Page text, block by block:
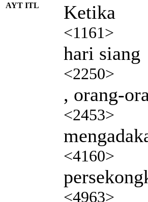
AYT ITL Ketika
<1161>
hari siang
<2250>
, orang-
<2453>
<4160>
<4963>